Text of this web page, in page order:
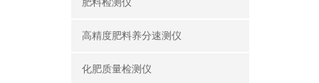
肥料检测仪
高精度肥料养分速测仪
化肥质量检测仪